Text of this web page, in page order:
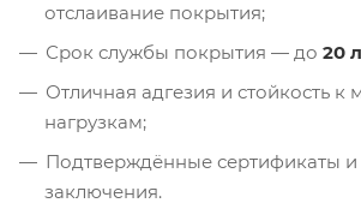
отслаивание покрытия;
Срок службы покрытия — до 20
Отличная адгезия и стойкость к
нагрузкам;
Подтверждённые сертификаты и
заключения.